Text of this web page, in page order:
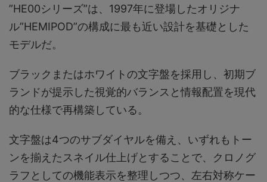
”HE00シリーズ”は、1997年に登場したオリジナ
ル”HEMIPOD”の構成に最も近い設計を基礎とした
モデルだ。
ブラックまたはホワイトの文字盤を採用し、初期ブ
ランドが提示した視覚的バランスと情報配置を現代
的な仕様で再構築している。
文字盤は4つのサブダイヤルを備え、いずれもトー
ンを揃えたスネイル仕上げとすることで、クロノグ
ラフとしての機能表示を整理しつつ、左右対称ケー